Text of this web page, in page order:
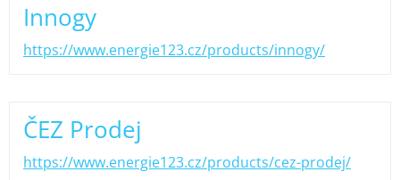
Innogy
https://www.energie123.cz/products/innogy/
ČEZ Prodej
https://www.energie123.cz/products/cez-prodej/